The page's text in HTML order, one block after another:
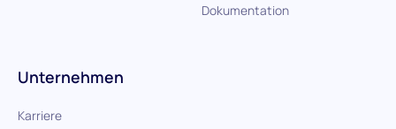
Dokumentation
Unternehmen
Karriere